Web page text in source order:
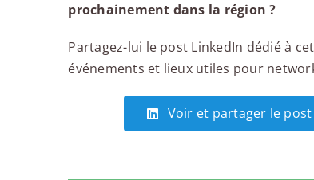
prochainement dans la région ?
Partagez-lui le post LinkedIn dédié à
événements et lieux utiles pour
Voir et partager le post